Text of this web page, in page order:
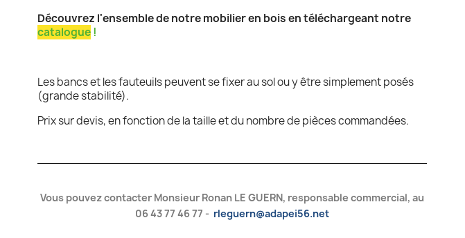
Découvrez l'ensemble de notre mobilier en bois en téléchargeant notre
catalogue!
Les bancs et les fauteuils peuvent se fixer au sol ou y être simplement posés
(grande stabilité).
Prix sur devis, en fonction de la taille et du nombre de pièces commandées.
Vous pouvez contacter Monsieur Ronan LE GUERN, responsable commercial, au
06 43 77 46 77 - rleguern@adapei56.net